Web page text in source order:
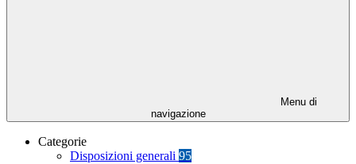
Menu di
navigazione
Categorie
Disposizioni generali 95